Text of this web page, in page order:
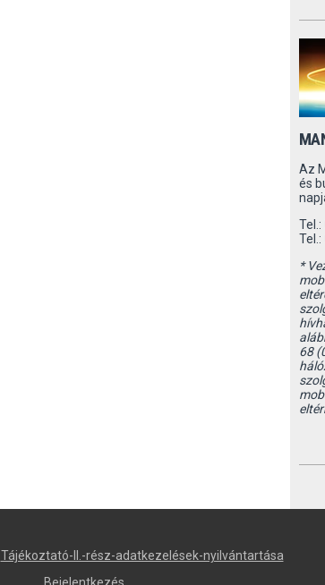
Az
és
Tel.:
Tel.:
*
68
Tájékoztató-II.-rész-adatkezelések-nyilvántartása
Bejelentkezés